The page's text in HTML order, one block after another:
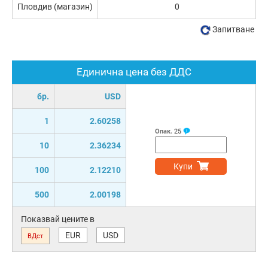
Единична цена без ДДС
бр. USD
1 2.60258
10 2.36234
100 2.12210
500 2.00198
Опак. 25
Купи
Показвай цените в
ВДст EUR USD
Пловдив (магазин) 0
Запитване